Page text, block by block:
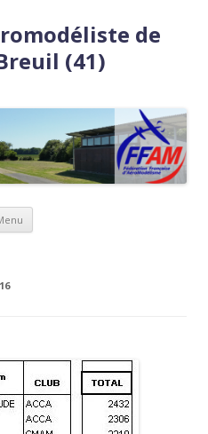
de
(41)
Aller